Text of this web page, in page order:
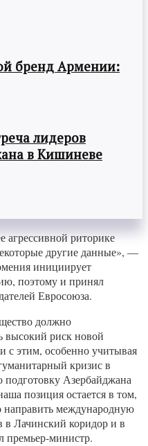
бренд Армении:
лидеров
в Кишиневе
агрессивной риторике
другие данные», —
инициирует
поэтому и принял
Евросоюза.
должно
высокий риск новой
с этим, особенно учитывая
кризис в
Азербайджана
позиция остается в том,
направить международную
Лачинский коридор и в
министр.